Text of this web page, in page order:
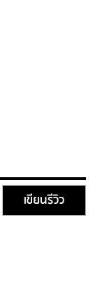
เขียนรีวิว